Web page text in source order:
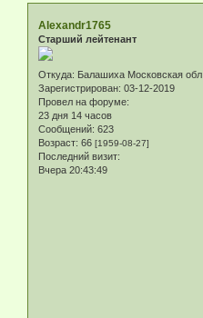
Alexandr1765
Старший лейтенант
Откуда: Балашиха Московская обл
Зарегистрирован: 03-12-2019
Провел на форуме:
23 дня 14 часов
Сообщений: 623
Возраст: 66 [1959-08-27]
Последний визит:
Вчера 20:43:49